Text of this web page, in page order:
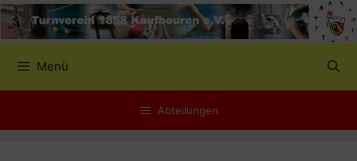
Zum
Inhalt
Menü
Abteilungen